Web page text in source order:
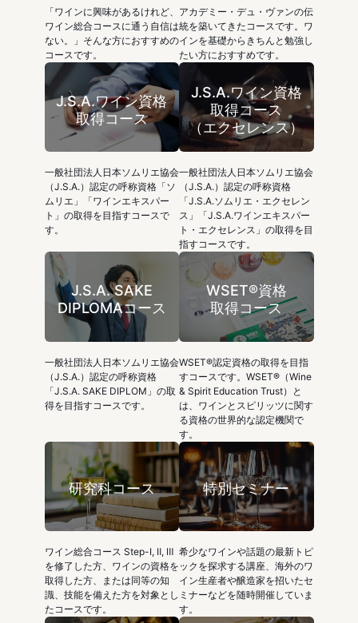
「ワインに興味があるけれど、
ワイン総合コースに通う自信は
ない。」そんな方におすすめの
コースです。
アカデミー・デュ・ヴァンの伝
統を築いてきたコースです。ワ
インを基礎からきちんと勉強し
たい方におすすめです。
J.S.A.ワイン資格
取得コース
一般社団法人日本ソムリエ協会
（J.S.A.）認定の呼称資格「ソ
ムリエ」「ワインエキスパー
ト」の取得を目指すコースで
す。
J.S.A.ワイン資格
取得コース
（エクセレンス）
一般社団法人日本ソムリエ協会
（J.S.A.）認定の呼称資格
「J.S.A.ソムリエ・エクセレン
ス」「J.S.A.ワインエキスパー
ト・エクセレンス」の取得を目
指すコースです。
J.S.A. SAKE
DIPLOMAコース
一般社団法人日本ソムリエ協会
（J.S.A.）認定の呼称資格
「J.S.A. SAKE DIPLOM」の取
得を目指すコースです。
WSET®資格
取得コース
WSET®認定資格の取得を目指
すコースです。WSET®（Wine
& Spirit Education Trust）と
は、ワインとスピリッツに関す
る資格の世界的な認定機関で
す。
研究科コース
ワイン総合コース Step-Ⅰ, Ⅱ, Ⅲ
を修了した方、ワインの資格を
取得した方、または同等の知
識、技能を備えた方を対象とし
たコースです。
特別セミナー
希少なワインや話題の最新トピ
ックを探求する講座、海外のワ
イン生産者や醸造家を招いたセ
ミナーなどを随時開催していま
す。